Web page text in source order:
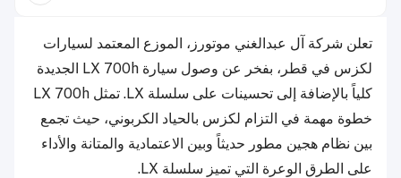
تعلن شركة آل عبدالغني موتورز، الموزع المعتمد لسيارات
لكزس في قطر، بفخر عن وصول سيارة LX 700h الجديدة
كلياً بالإضافة إلى تحسينات على سلسلة LX. تمثل LX 700h
خطوة مهمة في التزام لكزس بالحياد الكربوني، حيث تجمع
بين نظام هجين مطور حديثاً وبين الاعتمادية والمتانة والأداء
على الطرق الوعرة التي تميز سلسلة LX.